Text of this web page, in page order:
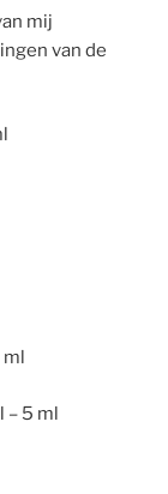
mij
van de
– 5 ml